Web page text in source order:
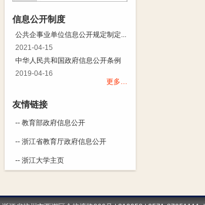
信息公开制度
公共企事业单位信息公开规定制定...
2021-04-15
中华人民共和国政府信息公开条例
2019-04-16
更多…
友情链接
-- 教育部政府信息公开
-- 浙江省教育厅政府信息公开
-- 浙江大学主页